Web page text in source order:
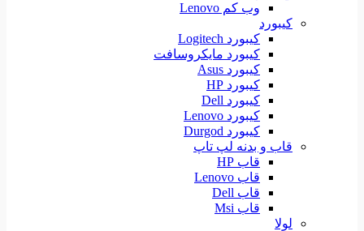
وب کم Lenovo
کیبورد
کیبورد Logitech
کیبورد مایکروسافت
کیبورد Asus
کیبورد HP
کیبورد Dell
کیبورد Lenovo
کیبورد Durgod
قاب و بدنه لپ تاپ
قاب HP
قاب Lenovo
قاب Dell
قاب Msi
لولا